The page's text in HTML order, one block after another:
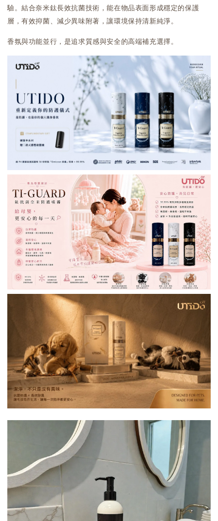
驗。結合奈米鈦長效抗菌技術，能在物品表面形成穩定的保護
層，有效抑菌、減少異味附著，讓環境保持清新純淨。
香氛與功能並行，是追求質感與安全的高端補充選擇。